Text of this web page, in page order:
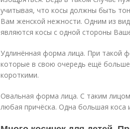
учитывая, что косы должны быть
Вам женской нежности. Одним из
являются косы с одной стороны
Удлинённая форма лица. При такой
которые в свою очередь ещё больше
короткими.
Овальная форма лица. С таким
любая причёска. Одна большая коса